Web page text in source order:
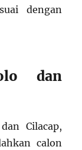
dengan
dan
Cilacap,
calon